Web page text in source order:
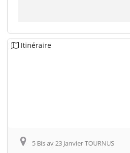
Itinéraire
5 Bis av 23 Janvier TOURNUS